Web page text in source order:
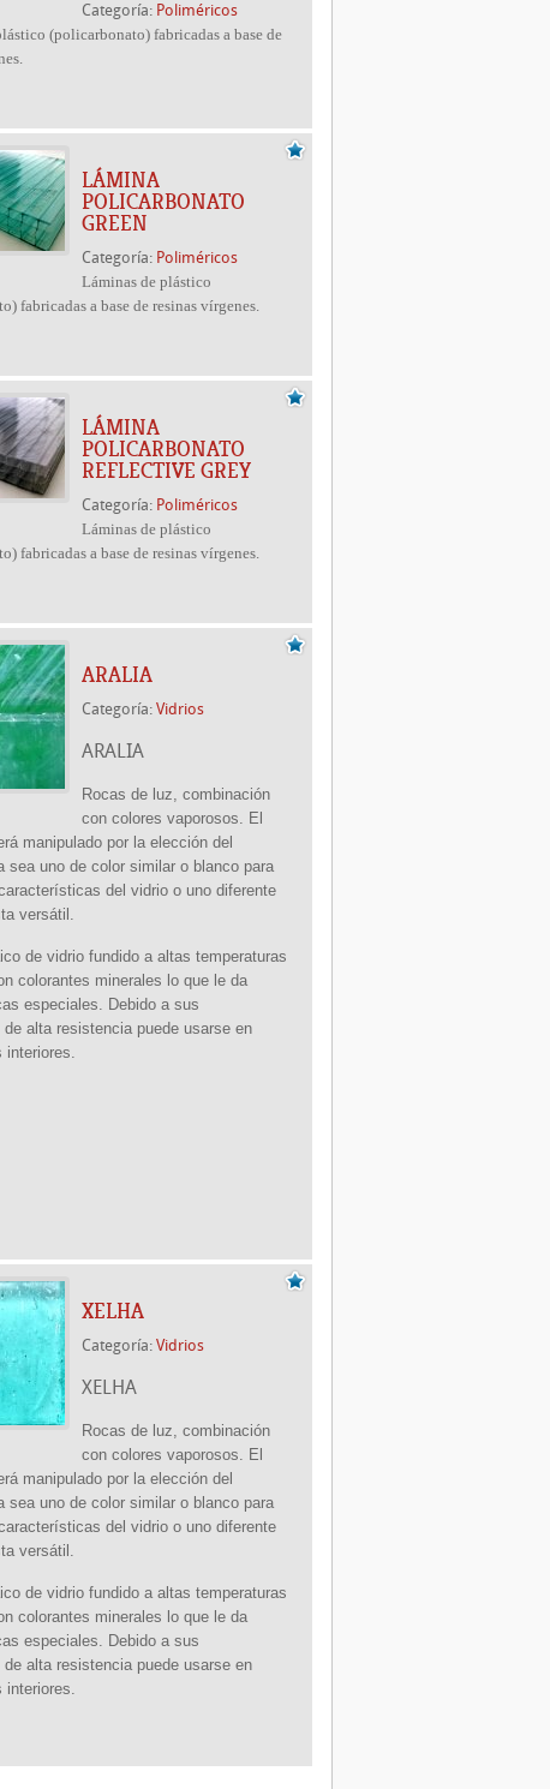
Categoría: Poliméricos
(policarbonato) fabricadas a base de
LÁMINA
POLICARBONATO
GREEN
Categoría: Poliméricos
Láminas de plástico
fabricadas a base de resinas vírgenes.
LÁMINA
POLICARBONATO
REFLECTIVE GREY
Categoría: Poliméricos
Láminas de plástico
fabricadas a base de resinas vírgenes.
ARALIA
Categoría:Vidrios
ARALIA
Rocas de luz,combinación
con colores vaporosos. El
manipulado por la elección del
sea uno de color similar o blanco para
del vidrio o uno diferente
versátil.
de vidrio fundido a altas temperaturas
colorantes minerales lo que le da
especiales. Debido a sus
de alta resistencia puede usarse en
interiores.
XELHA
Categoría:Vidrios
XELHA
Rocas de luz,combinación
con colores vaporosos. El
manipulado por la elección del
sea uno de color similar o blanco para
del vidrio o uno diferente
versátil.
de vidrio fundido a altas temperaturas
colorantes minerales lo que le da
especiales. Debido a sus
de alta resistencia puede usarse en
interiores.